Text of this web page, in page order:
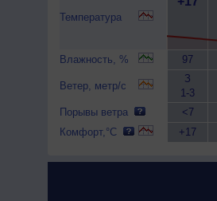
Температура
Влажность, %
Ветер, метр/с
Порывы ветра
Комфорт,°C
97
З
1-3
<7
+17